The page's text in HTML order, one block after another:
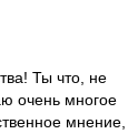
Ты что, не
очень многое
мнение,